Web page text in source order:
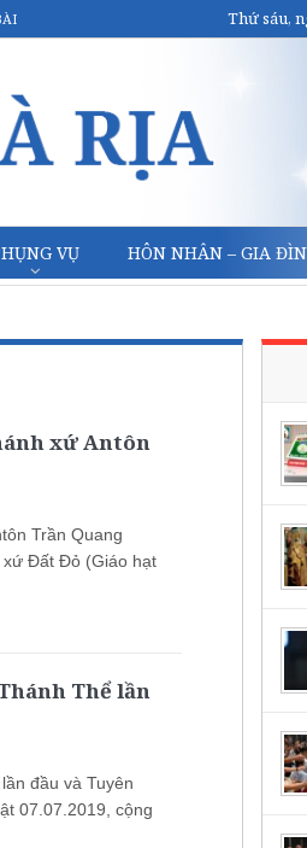
Thứ sáu,
VỤ HÔN NHÂN – GIA
xứ Antôn
Trần Quang
xứ Đất Đỏ (Giáo hạt
Thể lần
đầu và Tuyên
07.07.2019, cộng